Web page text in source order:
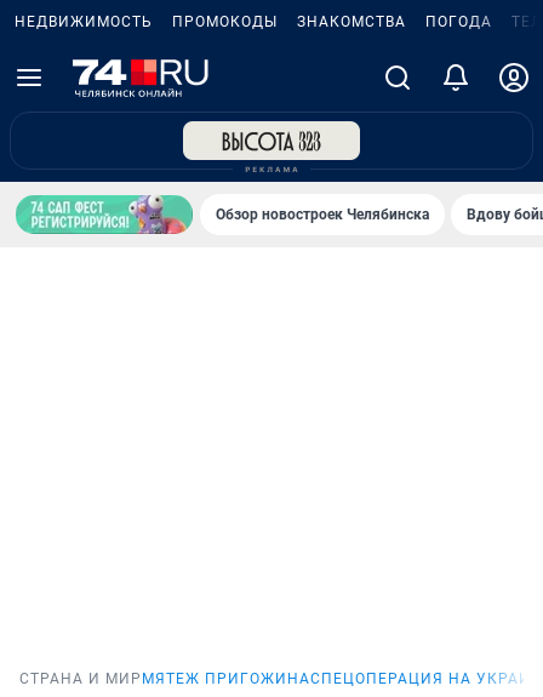
НЕДВИЖИМОСТЬ ПРОМОКОДЫ ЗНАКОМСТВА ПОГОДА
Обзор новостроек Челябинска Вдову
СТРАНА И МИР МЯТЕЖ ПРИГОЖИНАСПЕЦОПЕРАЦИЯ НА